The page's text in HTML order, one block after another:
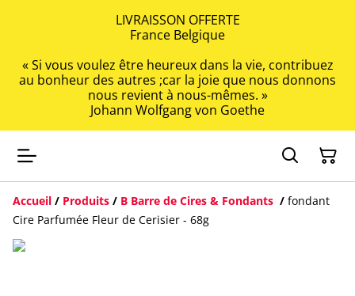
LIVRAISSON OFFERTE
France Belgique
« Si vous voulez être heureux dans la vie, contribuez
au bonheur des autres ;car la joie que nous donnons
nous revient à nous-mêmes. »
Johann Wolfgang von Goethe
Accueil / Produits / B Barre de Cires & Fondants / fondant
Cire Parfumée Fleur de Cerisier - 68g